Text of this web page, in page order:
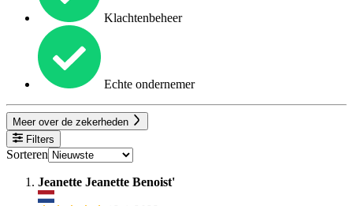
Klachtenbeheer
Echte ondernemer
Meer over de zekerheden
Filters
Sorteren
Jeanette Jeanette Benoist'